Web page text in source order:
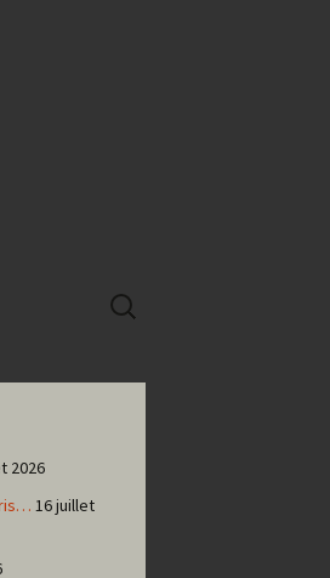
Rechercher :
2026
16 juillet